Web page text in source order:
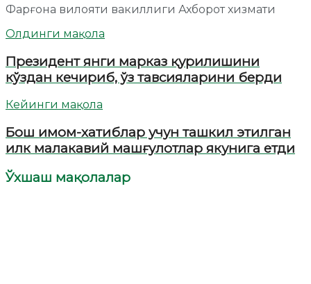
Фарғона вилояти вакиллиги Ахборот хизмати
Олдинги мақола
Президент янги марказ қурилишини
кўздан кечириб, ўз тавсияларини берди
Кейинги мақола
Бош имом-хатиблар учун ташкил этилган
илк малакавий машғулотлар якунига етди
Ўхшаш мақолалар